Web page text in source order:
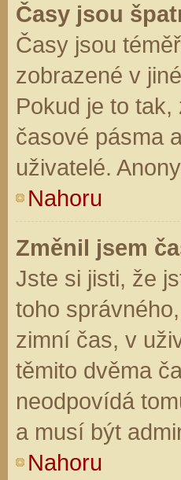
Časy jsou
Časy jsou
zobrazené v
Pokud je to
časové pásma
uživatelé.
Nahoru
Změnil jsem
Jste si jisti, že
toho
zimní čas, v
těmito dvěma
neodpovídá
a musí být
Nahoru